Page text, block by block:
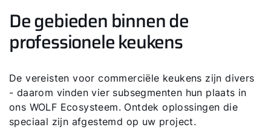
De gebieden binnen de
professionele keukens
De vereisten voor commerciële keukens zijn divers
- daarom vinden vier subsegmenten hun plaats in
ons WOLF Ecosysteem. Ontdek oplossingen die
speciaal zijn afgestemd op uw project.